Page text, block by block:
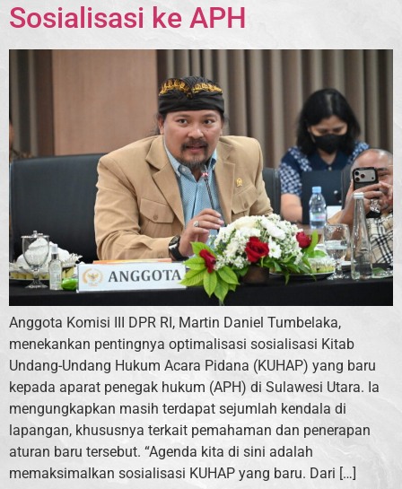
Sosialisasi ke APH
Anggota Komisi III DPR RI, Martin Daniel Tumbelaka,
menekankan pentingnya optimalisasi sosialisasi Kitab
Undang-Undang Hukum Acara Pidana (KUHAP) yang baru
kepada aparat penegak hukum (APH) di Sulawesi Utara. Ia
mengungkapkan masih terdapat sejumlah kendala di
lapangan, khususnya terkait pemahaman dan penerapan
aturan baru tersebut. “Agenda kita di sini adalah
memaksimalkan sosialisasi KUHAP yang baru. Dari […]